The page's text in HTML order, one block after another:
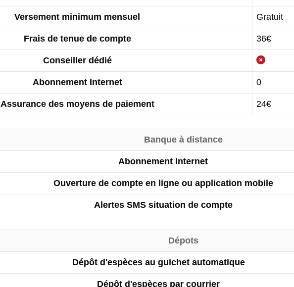
Versement minimum mensuel Gratuit
Frais de tenue de compte 36€
Conseiller dédié
Abonnement Internet 0
Assurance des moyens de paiement 24€
Banque à distance
Abonnement Internet
Ouverture de compte en ligne ou application mobile
Alertes SMS situation de compte
Dépots
Dépôt d'espèces au guichet automatique
Dépôt d'espèces par courrier